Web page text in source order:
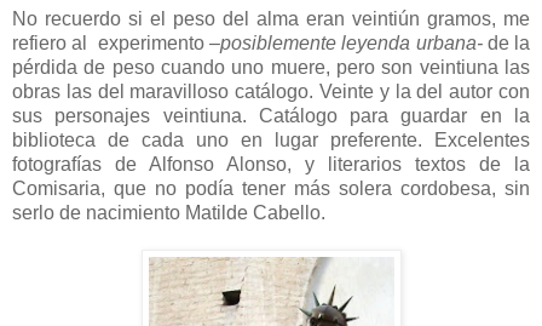
No recuerdo si el peso del alma eran veintiún gramos, me
refiero al experimento –posiblemente leyenda urbana- de la
pérdida de peso cuando uno muere, pero son veintiuna las
obras las del maravilloso catálogo. Veinte y la del autor con
sus personajes veintiuna. Catálogo para guardar en la
biblioteca de cada uno en lugar preferente. Excelentes
fotografías de Alfonso Alonso, y literarios textos de la
Comisaria, que no podía tener más solera cordobesa, sin
serlo de nacimiento Matilde Cabello.